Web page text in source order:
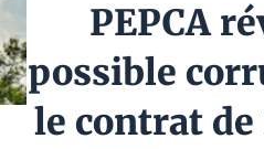
PEPCA
possible
le contrat